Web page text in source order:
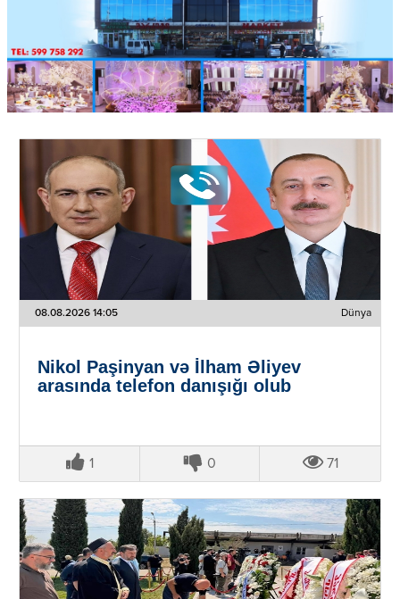
08.08.2026 14:05 Dünya
Nikol Paşinyan və İlham Əliyev
arasında telefon danışığı olub
1 0 71